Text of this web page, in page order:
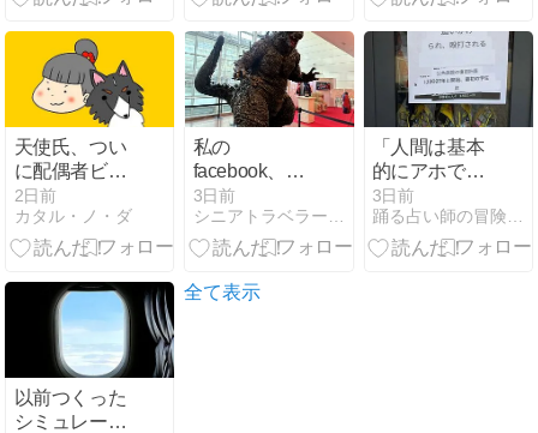
なきアフリカ
の地で
Nirgendwo in
Afrika 日本公
開 (2003 En
algún lugar de
África) idiomas
/ Malaga
(1954) /
天使氏、つい
に配偶者ビザ
を取得する
2日前
カタル・ノ・ダ
私の
facebook、乗
っ取ろうとし
ている奴は誰
だ。
3日前
シニアトラベラー、旅に出ます。
「人間は基本
的にアホでど
うしようもな
いもの」が前
提のイタリ
3日前
踊る占い師の冒険譚 星のお墨付 イタリアとモナコ
以前つくった
シミュレーシ
全て表示